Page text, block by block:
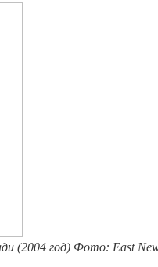
(2004 год) Фото: East